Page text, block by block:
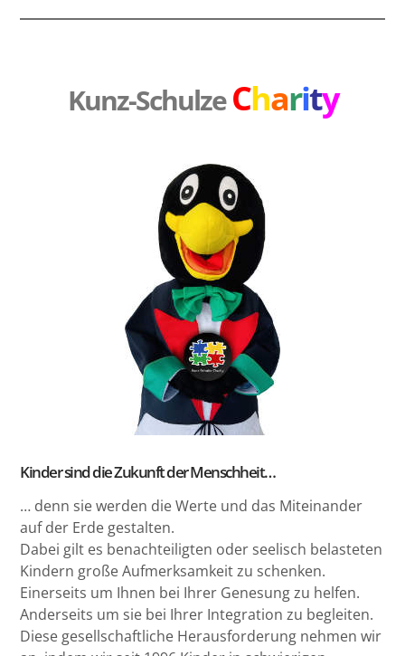
Kunz-SchulzeCharity
Kinder sind die Zukunft der Menschheit…
… denn sie werden die Werte und das Miteinander
auf der Erde gestalten.
Dabei gilt es benachteiligten oder seelisch belasteten
Kindern große Aufmerksamkeit zu schenken.
Einerseits um Ihnen bei Ihrer Genesung zu helfen.
Anderseits um sie bei Ihrer Integration zu begleiten.
Diese gesellschaftliche Herausforderung nehmen wir